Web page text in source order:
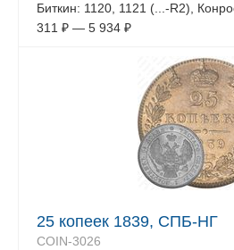
Биткин: 1120, 1121 (...-R2),
311 ₽ — 5 934 ₽
25 копеек 1839, СПБ-НГ
COIN-3026